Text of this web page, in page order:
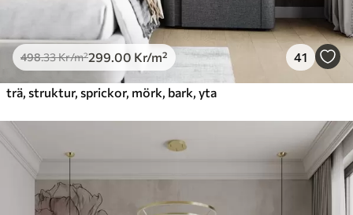
498.33Kr/m²299 .00 Kr/m² 41
trä, struktur, sprickor, mörk, bark, yta